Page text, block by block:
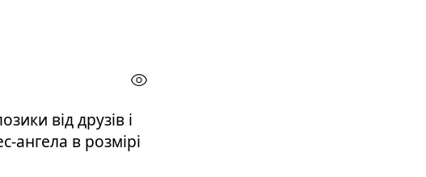
від друзів і
ангела в розмірі